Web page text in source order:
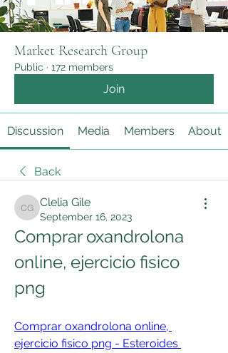
Market Research Group
Public · 172 members
Join
Discussion Media Members About
Back
Clelia Gile
Clelia Gile
September 16, 2023
Comprar oxandrolona
online, ejercicio fisico
png
Comprar oxandrolona online,
ejercicio fisico png - Esteroides